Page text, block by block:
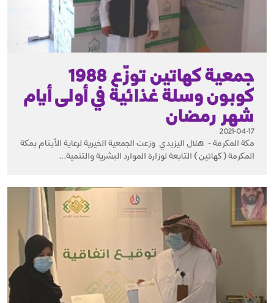
جمعية كهاتين توزّع 1988
كوبون وسلة غذائية في أولى أيام
شهر رمضان
2021-04-17
مكة المكرمة - هلال اليزيدي وزعت الجمعية الخيرية لرعاية الأيتام بمكة
المكرمة ( كهاتين ) التابعة لوزارة الموارد البشرية والتنمية...